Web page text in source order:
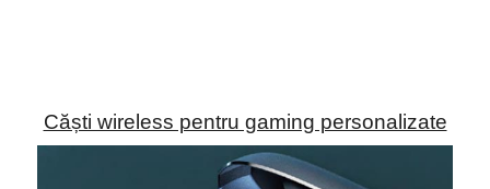
Căști wireless pentru gaming personalizate